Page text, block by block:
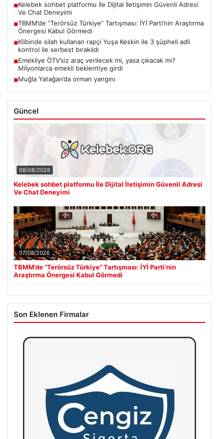
■Kelebek sohbet platformu İle Dijital İletişimin Güvenli Adresi
Ve Chat Deneyimi
■TBMM’de “Terörsüz Türkiye” Tartışması: İYİ Parti’nin Araştırma
Önergesi Kabul Görmedi
■Klibinde silah kullanan rapçi Yuşa Keskin ile 3 şüpheli adli
kontrol ile serbest bırakıldı
■Emekliye ÖTV’siz araç verilecek mi, yasa çıkacak mı?
Milyonlarca emekli beklentiye girdi
■Muğla Yatağan’da orman yangını
Güncel
08/08/2026
Kelebek sohbet platformu İle Dijital İletişimin Güvenli Adresi
Ve Chat Deneyimi
07/08/2026
TBMM’de “Terörsüz Türkiye” Tartışması: İYİ Parti’nin
Araştırma Önergesi Kabul Görmedi
Son Eklenen Firmalar